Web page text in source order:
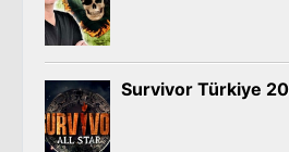
Survivor Türkiye